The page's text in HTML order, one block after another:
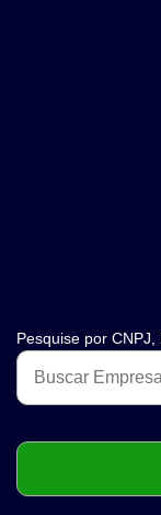
Pesquise por CNPJ,